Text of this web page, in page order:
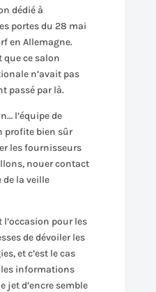
dédié à
portes du 28 mai
en Allemagne.
ce salon
n’avait pas
passé par là.
l’équipe de
profite bien sûr
les fournisseurs
nouer contact
de la veille
pour les
de dévoiler les
et c’est le cas
les informations
jet d’encre semble